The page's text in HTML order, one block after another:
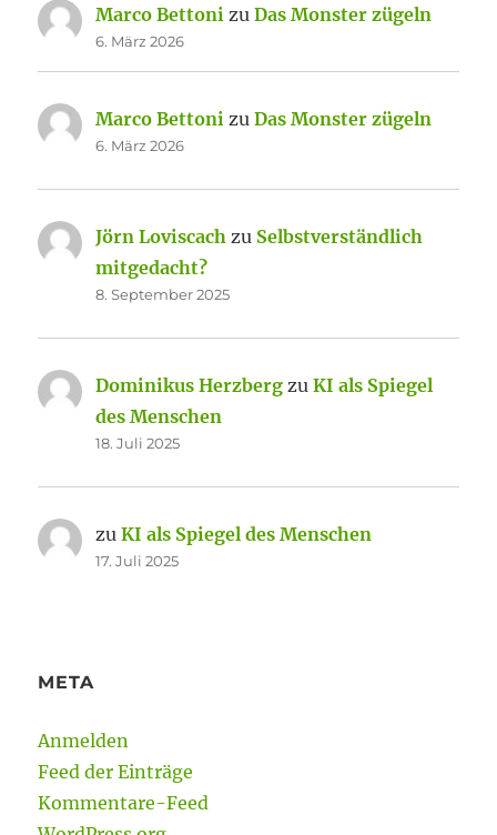
Marco Bettoni zuDas Monster zügeln
6. März 2026
Marco Bettoni zuDas Monster zügeln
6. März 2026
Jörn Loviscach zu Selbstverständlich
mitgedacht?
8. September 2025
Dominikus Herzberg zuKI als Spiegel
des Menschen
18. Juli 2025
zuKI als Spiegel des Menschen
17. Juli 2025
META
Anmelden
Feed der Einträge
Kommentare-Feed